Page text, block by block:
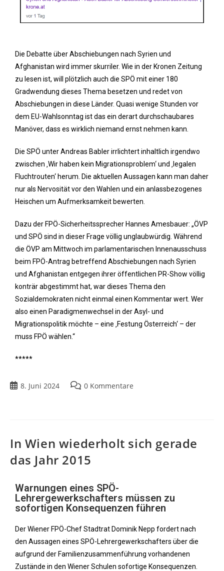
Die Debatte über Abschiebungen nach Syrien und
Afghanistan wird immer skurriler. Wie in der Kronen Zeitung
zu lesen ist, will plötzlich auch die SPÖ mit einer 180
Gradwendung dieses Thema besetzen und redet von
Abschiebungen in diese Länder. Quasi wenige Stunden vor
dem EU-Wahlsonntag ist das ein derart durchschaubares
Manöver, dass es wirklich niemand ernst nehmen kann.
Die SPÖ unter Andreas Babler irrlichtert inhaltlich irgendwo
zwischen ‚Wir haben kein Migrationsproblem‘ und ‚legalen
Fluchtrouten‘ herum. Die aktuellen Aussagen kann man daher
nur als Nervosität vor den Wahlen und ein anlassbezogenes
Heischen um Aufmerksamkeit bewerten.
Dazu der FPÖ-Sicherheitssprecher Hannes Amesbauer: „ÖVP
und SPÖ sind in dieser Frage völlig unglaubwürdig. Während
die ÖVP am Mittwoch im parlamentarischen Innenausschuss
beim FPÖ-Antrag betreffend Abschiebungen nach Syrien
und Afghanistan entgegen ihrer öffentlichen PR-Show völlig
konträr abgestimmt hat, war dieses Thema den
Sozialdemokraten nicht einmal einen Kommentar wert. Wer
also einen Paradigmenwechsel in der Asyl- und
Migrationspolitik möchte – eine ‚Festung Österreich‘ – der
muss FPÖ wählen.“
*****
8. Juni 2024 0 Kommentare
In Wien wiederholt sich gerade
das Jahr 2015
Warnungen eines SPÖ-
Lehrergewerkschafters müssen zu
sofortigen Konsequenzen führen
Der Wiener FPÖ-Chef Stadtrat Dominik Nepp fordert nach
den Aussagen eines SPÖ-Lehrergewerkschafters über die
aufgrund der Familienzusammenführung vorhandenen
Zustände in den Wiener Schulen sofortige Konsequenzen.